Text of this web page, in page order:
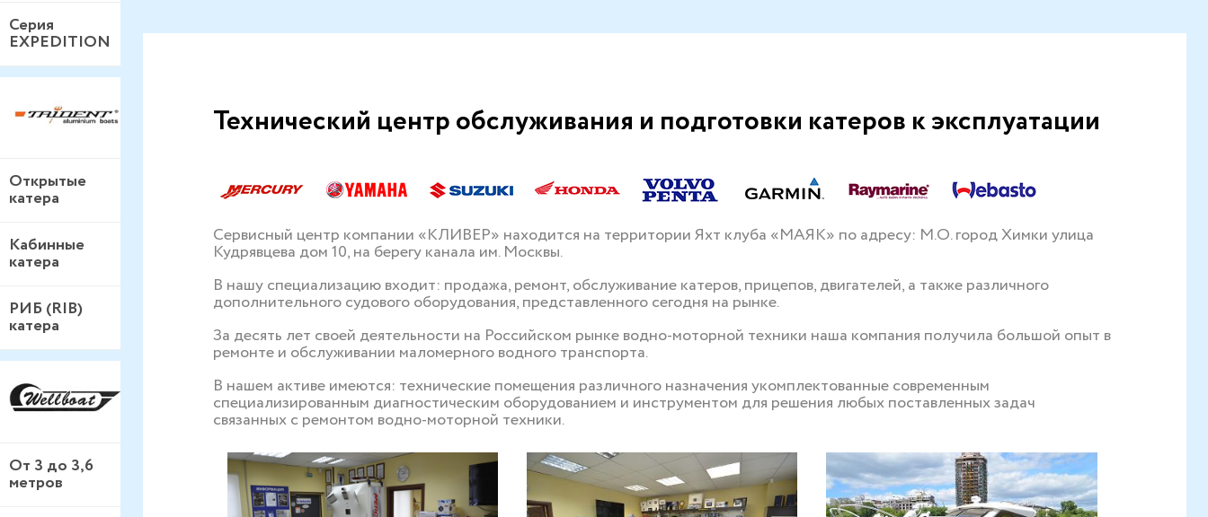
Серия
EXPEDITION
Открытые
катера
Кабинные
катера
РИБ (RIB)
катера
От 3 до 3,6
метров
Технический центр обслуживания и подготовки катеров к эксплуатации
Сервисный центр компании «КЛИВЕР» находится на территории Яхт клуба «МАЯК» по адресу: М.О. город Химки улица
Кудрявцева дом 10, на берегу канала им. Москвы.
В нашу специализацию входит: продажа, ремонт, обслуживание катеров, прицепов, двигателей, а также различного
дополнительного судового оборудования, представленного сегодня на рынке.
За десять лет своей деятельности на Российском рынке водно-моторной техники наша компания получила большой опыт в
ремонте и обслуживании маломерного водного транспорта.
В нашем активе имеются: технические помещения различного назначения укомплектованные современным
специализированным диагностическим оборудованием и инструментом для решения любых поставленных задач
связанных с ремонтом водно-моторной техники.